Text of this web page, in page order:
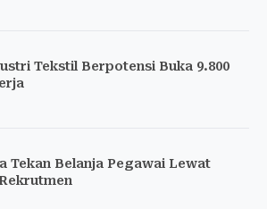
Tekstil Berpotensi Buka 9.800
Tekan Belanja Pegawai Lewat